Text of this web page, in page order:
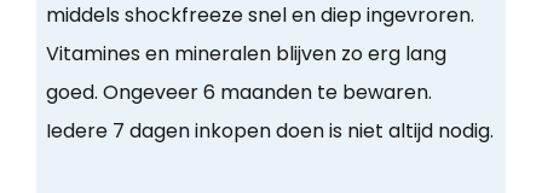
middels shockfreeze snel en diep ingevroren.
Vitamines en mineralen blijven zo erg lang
goed. Ongeveer 6 maanden te bewaren.
Iedere 7 dagen inkopen doen is niet altijd nodig.